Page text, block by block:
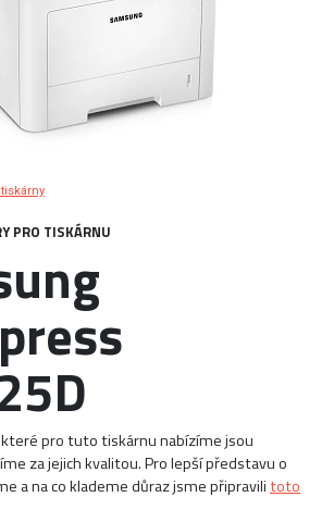
tiskárny
PRO TISKÁRNU
které pro tuto tiskárnu nabízíme jsou
za jejich kvalitou. Pro lepší představu o
a na co klademe důraz jsme připravilitoto